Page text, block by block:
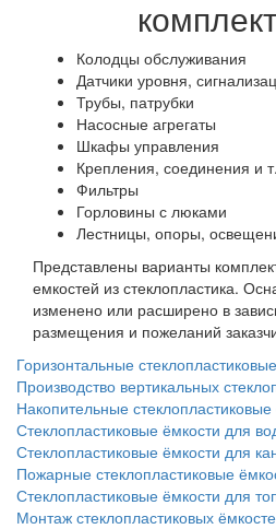
Колодцы обслуживания
Датчики уровня,
Трубы, патрубки
Насосные агрегаты
Шкафы управления
Крепления, соединения и
Фильтры
Горловины с люками
Лестницы, опоры,
Представлены варианты
емкостей из стеклопластика.
изменено или расширено в
размещения и пожеланий
Горизонтальные
Производство вертикальных
Накопительные стеклопластиковые
Стеклопластиковые ёмкости для
Стеклопластиковые ёмкости для
Пожарные стеклопластиковые
Стеклопластиковые ёмкости для
Монтаж стеклопластиковых